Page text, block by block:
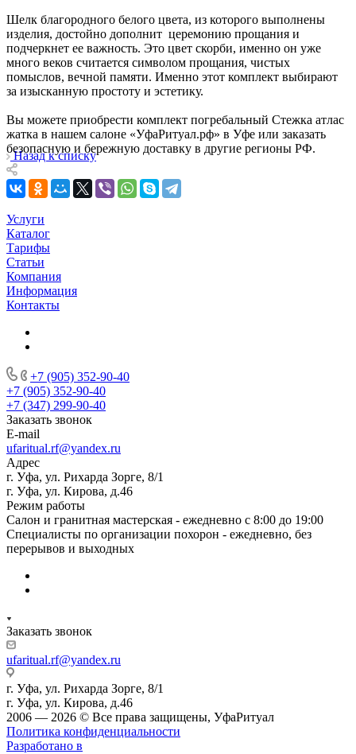
Шелк благородного белого цвета, из которого выполнены
изделия, достойно дополнит церемонию прощания и
подчеркнет ее важность. Это цвет скорби, именно он уже
много веков считается символом прощания, чистых
помыслов, вечной памяти. Именно этот комплект выбирают
за изысканную простоту и эстетику.
Вы можете приобрести комплект погребальный Стежка атлас
жатка в нашем салоне «УфаРитуал.рф» в Уфе или заказать
безопасную и бережную доставку в другие регионы РФ.
Назад к списку
Услуги
Каталог
Тарифы
Статьи
Компания
Информация
Контакты
+7 (905) 352-90-40
+7 (905) 352-90-40
+7 (347) 299-90-40
Заказать звонок
E-mail
ufaritual.rf@yandex.ru
Адрес
г. Уфа, ул. Рихарда Зорге, 8/1
г. Уфа, ул. Кирова, д.46
Режим работы
Салон и гранитная мастерская - ежедневно с 8:00 до 19:00
Специалисты по организации похорон - ежедневно, без
перерывов и выходных
Заказать звонок
ufaritual.rf@yandex.ru
г. Уфа, ул. Рихарда Зорге, 8/1
г. Уфа, ул. Кирова, д.46
2006 — 2026 © Все права защищены, УфаРитуал
Политика конфиденциальности
Разработано в